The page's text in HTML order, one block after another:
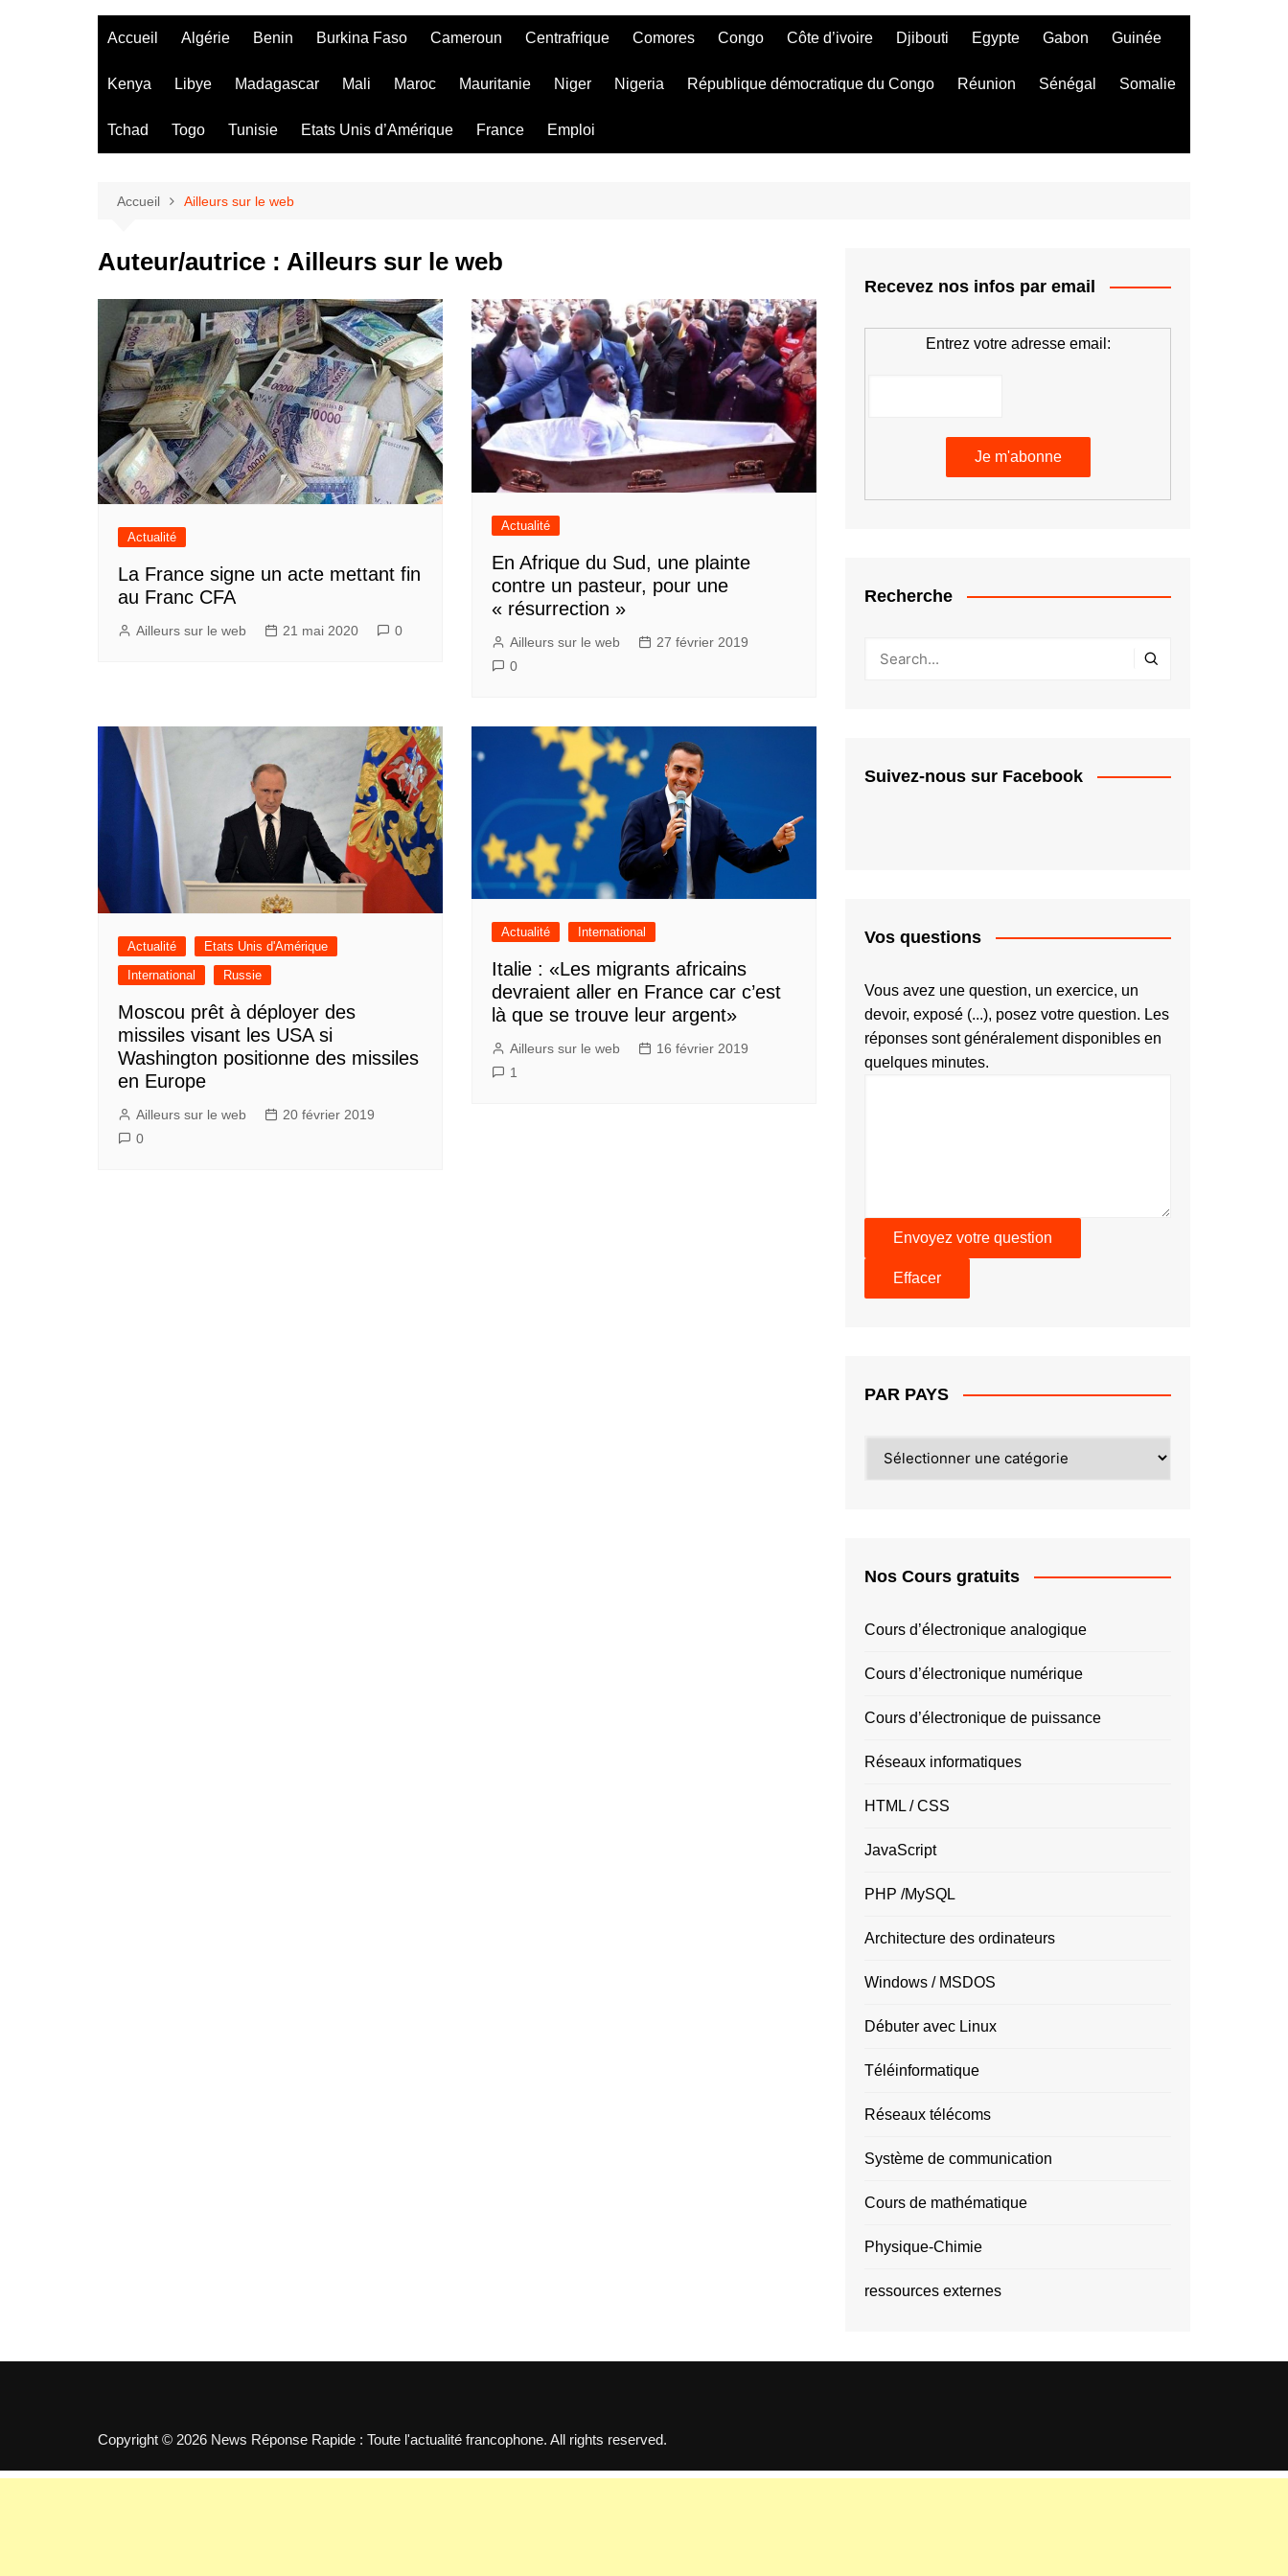
Accueil Algérie Benin Burkina Faso Cameroun Centrafrique Comores Congo Côte d’ivoire Djibouti Egypte Gabon Guinée
Kenya Libye Madagascar Mali Maroc Mauritanie Niger Nigeria République démocratique du Congo Réunion Sénégal Somalie
Tchad Togo Tunisie Etats Unis d’Amérique France Emploi
Accueil Ailleurs sur le web
Auteur/autrice : Ailleurs sur le web
Actualité
La France signe un acte mettant fin
au Franc CFA
Ailleurs sur le web 21 mai 2020 0
Actualité
En Afrique du Sud, une plainte
contre un pasteur, pour une
« résurrection »
Ailleurs sur le web
27 février 2019
0
Actualité
Etats Unis d'Amérique
International
Russie
Moscou prêt à déployer des
missiles visant les USA si
Washington positionne des missiles
en Europe
Ailleurs sur le web
20 février 2019
0
Actualité International
Italie : «Les migrants africains
devraient aller en France car c’est
là que se trouve leur argent»
Ailleurs sur le web
16 février 2019
1
Recevez nos infos par email
Entrez votre adresse email:
Recherche
Suivez-nous sur Facebook
Vos questions
Vous avez une question, un exercice, un
devoir, exposé (...), posez votre question. Les
réponses sont généralement disponibles en
quelques minutes.
PAR PAYS
PAYS
Nos Cours gratuits
Cours d’électronique analogique
Cours d’électronique numérique
Cours d’électronique de puissance
Réseaux informatiques
HTML / CSS
JavaScript
PHP /MySQL
Architecture des ordinateurs
Windows / MSDOS
Débuter avec Linux
Téléinformatique
Réseaux télécoms
Système de communication
Cours de mathématique
Physique-Chimie
ressources externes
Copyright © 2026 News Réponse Rapide : Toute l'actualité francophone. All rights reserved.